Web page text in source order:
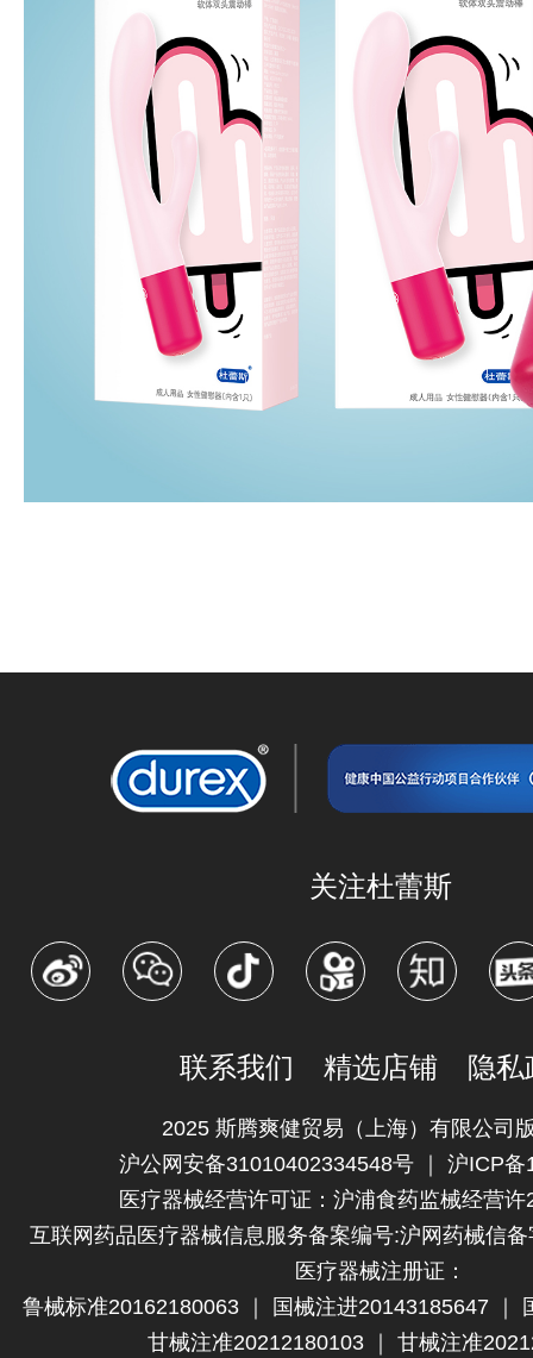
关注杜蕾斯
联系我们 精选店铺 隐
2025 斯腾爽健贸易（上海）有限公司
沪公网安备31010402334548号
沪ICP备
医疗器械经营许可证： 沪浦食药监械经营许
互联网药品医疗器械信息服务备案编号:沪网药械信
医疗器械注册证：
鲁械标准20162180063
国械注进20143185647
甘械注准20212180103
甘械注准